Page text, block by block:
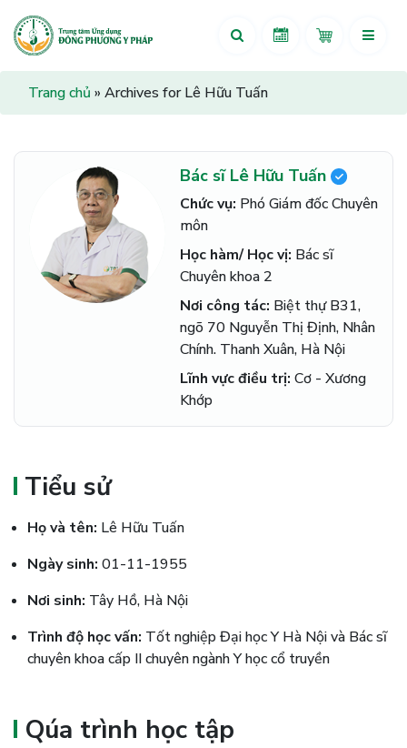
Trang chủ » Archives for Lê Hữu Tuấn
Bác sĩ Lê Hữu Tuấn
Chức vụ: Phó Giám đốc Chuyên
môn
Học hàm/ Học vị: Bác sĩ
Chuyên khoa 2
Nơi công tác: Biệt thự B31,
ngõ 70 Nguyễn Thị Định, Nhân
Chính. Thanh Xuân, Hà Nội
Lĩnh vực điều trị: Cơ - Xương
Khớp
Tiểu sử
Họ và tên: Lê Hữu Tuấn
Ngày sinh: 01-11-1955
Nơi sinh: Tây Hồ, Hà Nội
Trình độ học vấn: Tốt nghiệp Đại học Y Hà Nội và Bác sĩ
chuyên khoa cấp II chuyên ngành Y học cổ truyền
Qúa trình học tập